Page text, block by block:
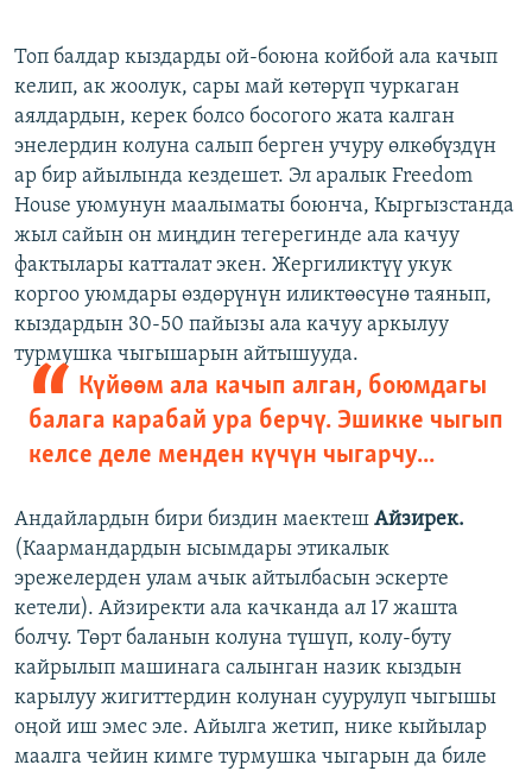
Топ балдар кыздарды ой-боюна койбой ала качып
келип, ак жоолук, сары май көтөрүп чуркаган
аялдардын, керек болсо босогого жата калган
энелердин колуна салып берген учуру өлкөбүздүн
ар бир айылында кездешет. Эл аралык Freedom
House уюмунун маалыматы боюнча, Кыргызстанда
жыл сайын он миңдин тегерегинде ала качуу
фактылары катталат экен. Жергиликтүү укук
коргоо уюмдары өздөрүнүн иликтөөсүнө таянып,
кыздардын 30-50 пайызы ала качуу аркылуу
турмушка чыгышарын айтышууда.
Күйөөм ала качып алган, боюмдагы
балага карабай ура берчү. Эшикке чыгып
келсе деле менден күчүн чыгарчу...
Андайлардын бири биздин маектеш Айзирек.
(Каармандардын ысымдары этикалык
эрежелерден улам ачык айтылбасын эскерте
кетели). Айзиректи ала качканда ал 17 жашта
болчу. Төрт баланын колуна түшүп, колу-буту
кайрылып машинага салынган назик кыздын
карылуу жигиттердин колунан суурулуп чыгышы
оңой иш эмес эле. Айылга жетип, нике кыйылар
маалга чейин кимге турмушка чыгарын да биле